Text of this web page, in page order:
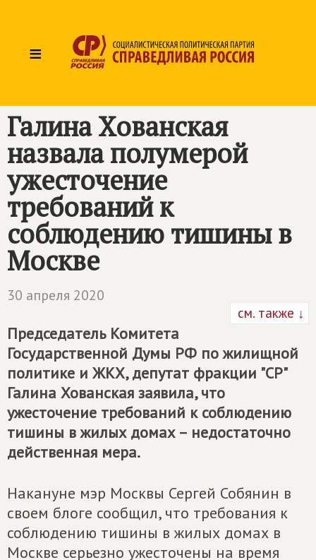
≡
Галина Хованская
назвала полумерой
ужесточение
требований к
соблюдению тишины в
Москве
30 апреля 2020
см. также ↓
Председатель Комитета
Государственной Думы РФ по жилищной
политике и ЖКХ, депутат фракции "СР"
Галина Хованская заявила, что
ужесточение требований к соблюдению
тишины в жилых домах – недостаточно
действенная мера.
Накануне мэр Москвы Сергей Собянин в
своем блоге сообщил, что требования к
соблюдению тишины в жилых домах в
Москве серьезно ужесточены на время